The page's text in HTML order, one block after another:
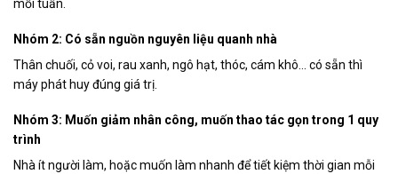
mỗi tuần.
Nhóm 2: Có sẵn nguồn nguyên liệu quanh nhà
Thân chuối, cỏ voi, rau xanh, ngô hạt, thóc, cám khô… có sẵn thì
máy phát huy đúng giá trị.
Nhóm 3: Muốn giảm nhân công, muốn thao tác gọn trong 1 quy
trình
Nhà ít người làm, hoặc muốn làm nhanh để tiết kiệm thời gian mỗi